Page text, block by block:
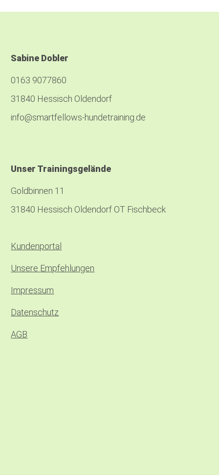
Sabine Dobler
0163 9077860
31840 Hessisch Oldendorf
info@smartfellows-hundetraining.de
Unser Trainingsgelände
Goldbinnen 11
31840 Hessisch Oldendorf OT Fischbeck
Kundenportal
Unsere Empfehlungen
Impressum
Datenschutz
AGB